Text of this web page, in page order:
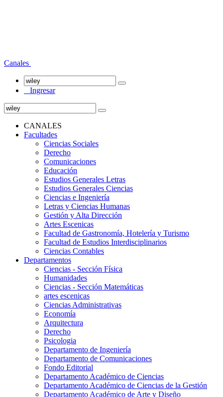
Canales
Ingresar
CANALES
Facultades
Ciencias Sociales
Derecho
Comunicaciones
Educación
Estudios Generales Letras
Estudios Generales Ciencias
Ciencias e Ingeniería
Letras y Ciencias Humanas
Gestión y Alta Dirección
Artes Escenicas
Facultad de Gastronomía, Hotelería y Turismo
Facultad de Estudios Interdisciplinarios
Ciencias Contables
Departamentos
Ciencias - Sección Física
Humanidades
Ciencias - Sección Matemáticas
artes escenicas
Ciencias Administrativas
Economía
Arquitectura
Derecho
Psicologia
Departamento de Ingeniería
Departamento de Comunicaciones
Fondo Editorial
Departamento Académico de Ciencias
Departamento Académico de Ciencias de la Gestión
Departamento Académico de Arte y Diseño